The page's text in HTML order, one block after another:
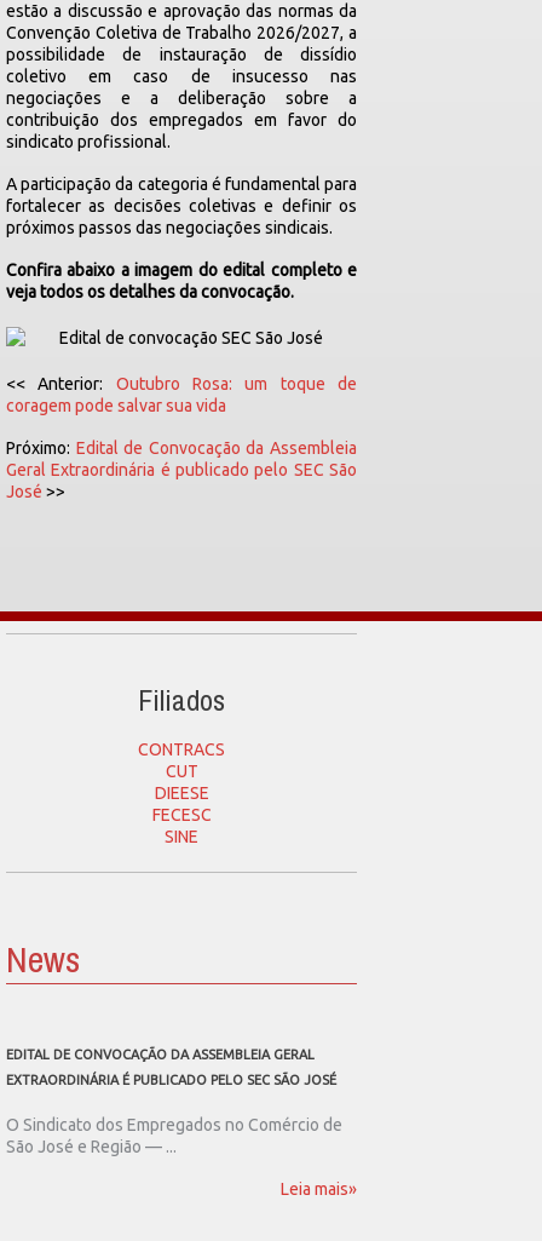
estão a discussão e aprovação das normas da
Convenção Coletiva de Trabalho 2026/2027, a
possibilidade de instauração de dissídio
coletivo em caso de insucesso nas
negociações e a deliberação sobre a
contribuição dos empregados em favor do
sindicato profissional.
A participação da categoria é fundamental para
fortalecer as decisões coletivas e definir os
próximos passos das negociações sindicais.
Confira abaixo a imagem do edital completo e
veja todos os detalhes da convocação.
<< Anterior: Outubro Rosa: um toque de
coragem pode salvar sua vida
Próximo: Edital de Convocação da Assembleia
Geral Extraordinária é publicado pelo SEC São
José >>
Filiados
CONTRACS
CUT
DIEESE
FECESC
SINE
News
EDITAL DE CONVOCAÇÃO DA ASSEMBLEIA GERAL
EXTRAORDINÁRIA É PUBLICADO PELO SEC SÃO JOSÉ
O Sindicato dos Empregados no Comércio de
São José e Região — ...
Leia mais»